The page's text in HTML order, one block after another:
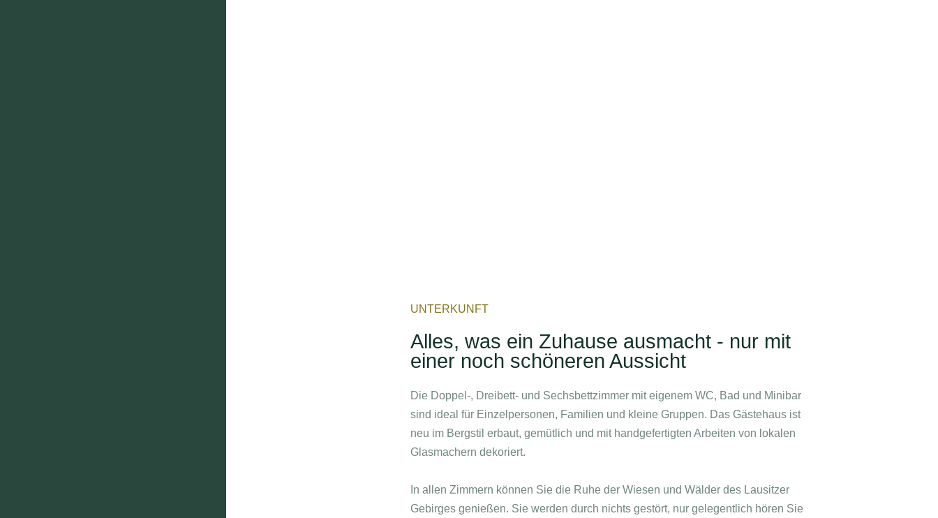
UNTERKUNFT
Alles, was ein Zuhause ausmacht - nur mit
einer noch schöneren Aussicht
Die Doppel-, Dreibett- und Sechsbettzimmer mit eigenem WC, Bad und Minibar
sind ideal für Einzelpersonen, Familien und kleine Gruppen. Das Gästehaus ist
neu im Bergstil erbaut, gemütlich und mit handgefertigten Arbeiten von lokalen
Glasmachern dekoriert.
In allen Zimmern können Sie die Ruhe der Wiesen und Wälder des Lausitzer
Gebirges genießen. Sie werden durch nichts gestört, nur gelegentlich hören Sie